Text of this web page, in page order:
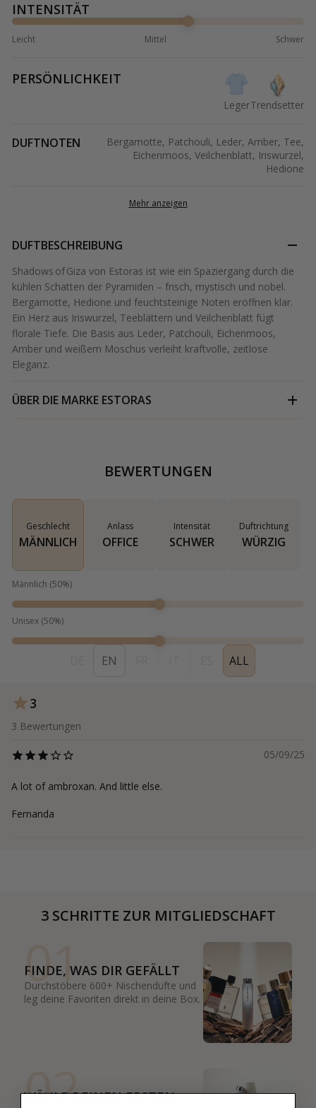
INTENSITÄT
Leicht Mittel Schwer
PERSÖNLICHKEIT
LegerTrendsetter
DUFTNOTEN
Bergamotte, Patchouli, Leder, Amber, Tee,
Eichenmoos, Veilchenblatt, Iriswurzel,
Hedione
Mehr anzeigen
DUFTBESCHREIBUNG
Shadows of Giza von Estoras ist wie ein Spaziergang durch die
kühlen Schatten der Pyramiden – frisch, mystisch und nobel.
Bergamotte, Hedione und feuchtsteinige Noten eröffnen klar.
Ein Herz aus Iriswurzel, Teeblättern und Veilchenblatt fügt
florale Tiefe. Die Basis aus Leder, Patchouli, Eichenmoos,
Amber und weißem Moschus verleiht kraftvolle, zeitlose
Eleganz.
ÜBER DIE MARKE ESTORAS
BEWERTUNGEN
Geschlecht
MÄNNLICH
Anlass
OFFICE
Intensität
SCHWER
Duftrichtung
WÜRZIG
Männlich (50%)
Unisex (50%)
EN ALL
3
3 Bewertungen
05/09/25
A lot of ambroxan. And little else.
Fernanda
3 SCHRITTE ZUR MITGLIEDSCHAFT
01
FINDE, WAS DIR GEFÄLLT
Durchstöbere 600+ Nischendüfte und
leg deine Favoriten direkt in deine Box.
02
WÄHLE DEINEN ERSTEN